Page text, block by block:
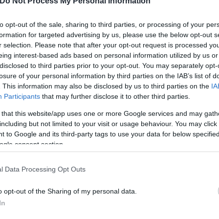
opt-out of the sale, sharing to third parties, or processing of your
for targeted advertising by us, please use the below opt-out
selection. Please note that after your opt-out request is processed
interest-based ads based on personal information utilized by us
to third parties prior to your opt-out. You may separately
of your personal information by third parties on the IAB’s list of
This information may also be disclosed by us to third parties on the
Participants that may further disclose it to other third parties.
that this website/app uses one or more Google services and may
but not limited to your visit or usage behaviour. You may
to Google and its third-party tags to use your data for below
consent section.
Data Processing Opt Outs
opt-out of the Sharing of my personal data.
για τα ζώα, ως εκπροσώπων του Κόμματος για
των Πράσινων (ΠΡΑ) και του Κόμματος
οικολογικό και φιλοζωικό χώρο (όπως π.χ. την
Σωτήρη Βιώνη, Νάντια Βουγέση, Νίκο
Μανούσου, Δημήτρη Πέτρου, Άννα Πλειώνη-
Τριανταφυλλοπούλου, Μυρτώ Τζώρτζου,
πολιτικούς χώρους.